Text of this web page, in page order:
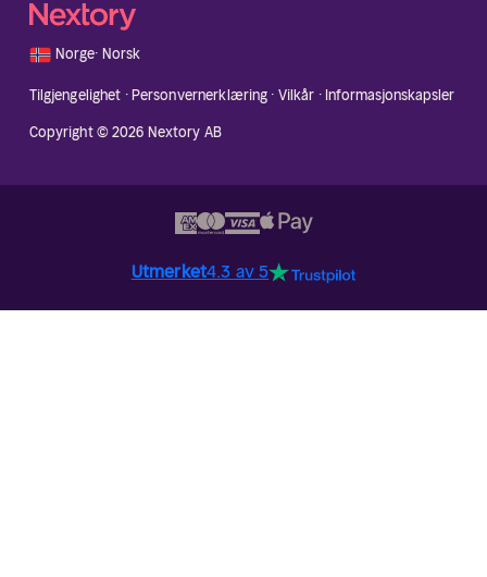
🇳🇴 Norge· Norsk
Tilgjengelighet ·Personvernerklæring · Vilkår · Informasjonskapsler
Copyright © 2026 Nextory AB
Utmerket4.3 av 5